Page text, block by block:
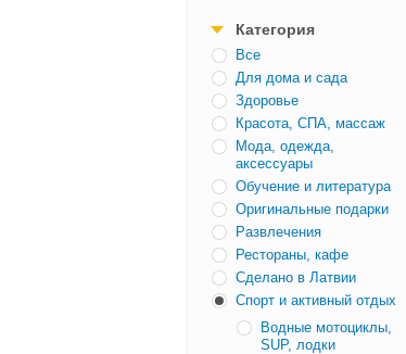
Категория
Все
Для дома и сада
Здоровье
Красота, СПА, массаж
Мода, одежда,
аксессуары
Обучение и литература
Оригинальные подарки
Развлечения
Рестораны, кафе
Сделано в Латвии
Спорт и активный отдых
Водные мотоциклы,
SUP, лодки